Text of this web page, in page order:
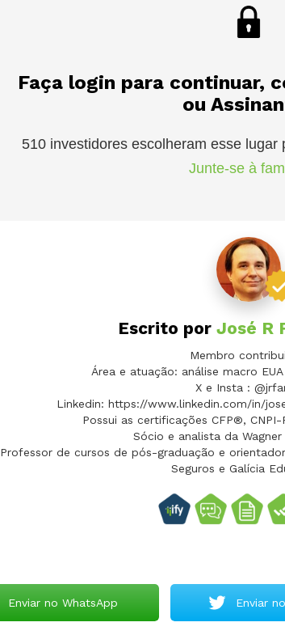
Faça login para continuar,
ou
510 investidores escolheram esse lugar
Junte-se à
Escrito por José R
Membro
Área e atuação: análise macro
X e Insta :
Linkedin: https://www.linkedin.com/in/
Possui as certificações CFP®, CNPI-
Sócio e analista da
Professor de cursos de pós-graduação e
Seguros e Galícia
Enviar no WhatsApp Enviar